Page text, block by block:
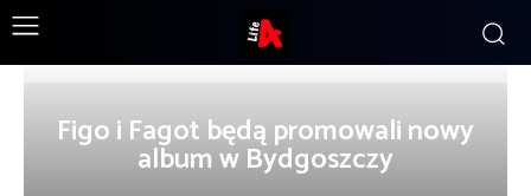
Figo i Fagot będą promowali nowy
album w Bydgoszczy